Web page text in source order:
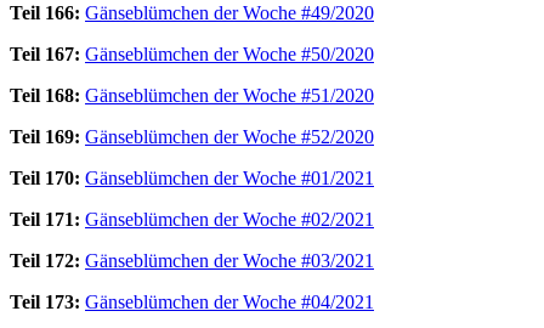
Teil 166: Gänseblümchen der Woche #49/2020
Teil 167: Gänseblümchen der Woche #50/2020
Teil 168: Gänseblümchen der Woche #51/2020
Teil 169: Gänseblümchen der Woche #52/2020
Teil 170: Gänseblümchen der Woche #01/2021
Teil 171: Gänseblümchen der Woche #02/2021
Teil 172: Gänseblümchen der Woche #03/2021
Teil 173: Gänseblümchen der Woche #04/2021